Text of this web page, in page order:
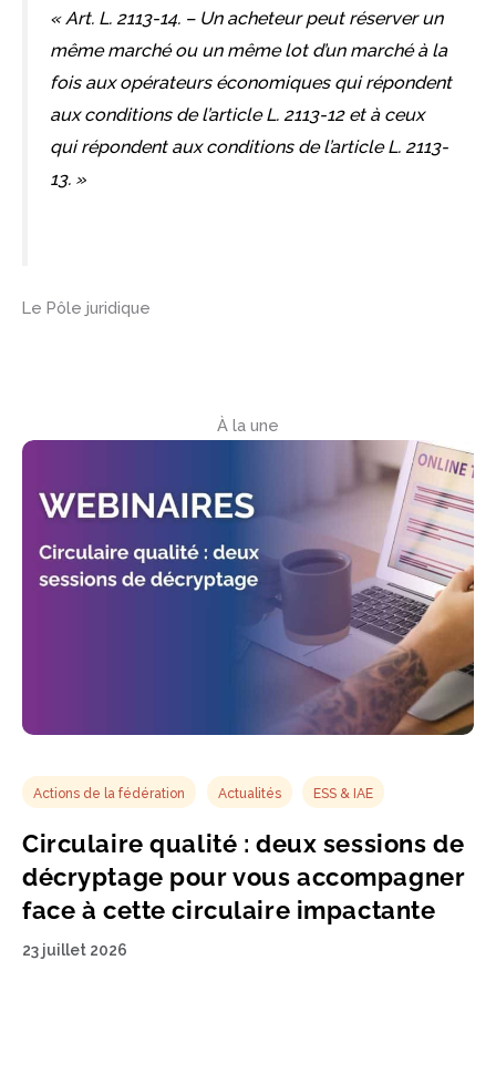
« Art. L. 2113-14. – Un acheteur peut réserver un
même marché ou un même lot d’un marché à la
fois aux opérateurs économiques qui répondent
aux conditions de l’article L. 2113-12 et à ceux
qui répondent aux conditions de l’article L. 2113-
13. »
Le Pôle juridique
À la une
Actions de la fédération Actualités ESS & IAE
Circulaire qualité : deux sessions de
décryptage pour vous accompagner
face à cette circulaire impactante
23 juillet 2026